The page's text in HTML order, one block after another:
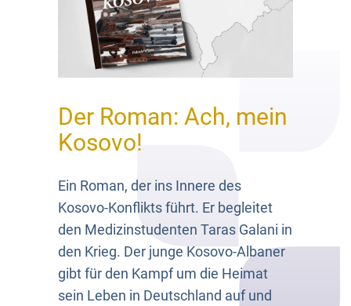
Der Roman: Ach, mein
Kosovo!
Ein Roman, der ins Innere des
Kosovo-Konflikts führt. Er begleitet
den Medizinstudenten Taras Galani in
den Krieg. Der junge Kosovo-Albaner
gibt für den Kampf um die Heimat
sein Leben in Deutschland auf und